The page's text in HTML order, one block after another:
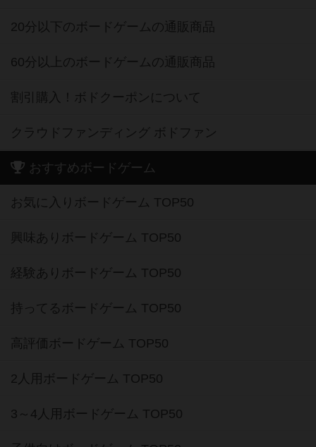
20分以下のボードゲームの通販商品
60分以上のボードゲームの通販商品
割引購入！ボドクーポンについて
クラウドファンディング ボドファン
おすすめボードゲーム
お気に入りボードゲーム TOP50
興味ありボードゲーム TOP50
経験ありボードゲーム TOP50
持ってるボードゲーム TOP50
高評価ボードゲーム TOP50
2人用ボードゲーム TOP50
3～4人用ボードゲーム TOP50